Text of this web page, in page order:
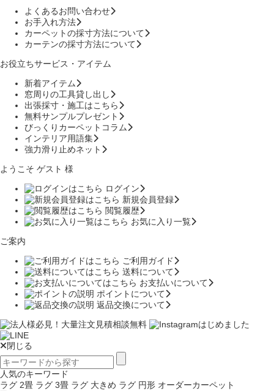
よくあるお問い合わせ
お手入れ方法
カーペットの採寸方法について
カーテンの採寸方法について
お役立ちサービス・アイテム
新着アイテム
窓周りの工具貸し出し
出張採寸・施工はこちら
無料サンプルプレゼント
びっくりカーペットコラム
インテリア用語集
強力滑り止めネット
ようこそ ゲスト 様
ログイン
新規会員登録
閲覧履歴
お気に入り一覧
ご案内
ご利用ガイド
送料について
お支払いについて
ポイントについて
返品交換について
閉じる
人気のキーワード
ラグ 2畳 ラグ 3畳 ラグ 大きめ ラグ 円形 オーダーカーペット